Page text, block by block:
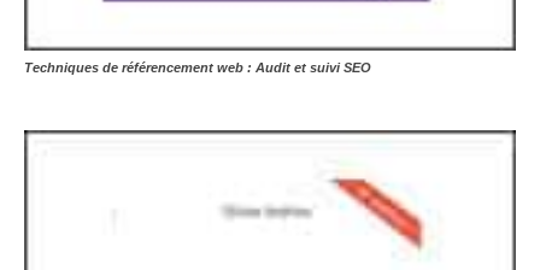
Techniques de référencement web : Audit et suivi SEO